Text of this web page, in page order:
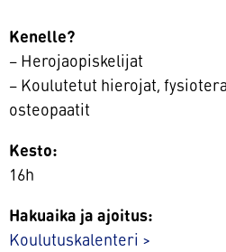
Kenelle?
– Herojaopiskelijat
– Koulutetut hierojat,
osteopaatit
Kesto:
16h
Hakuaika ja ajoitus:
Koulutuskalenteri >